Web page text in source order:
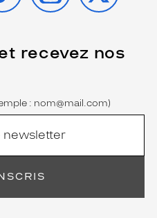
recevez nos
: nom@mail.com)